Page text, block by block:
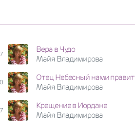
Вера в Чудо
Майя Владимирова
Отец Небесный нами правит
Майя Владимирова
Крещение в Иордане
Майя Владимирова